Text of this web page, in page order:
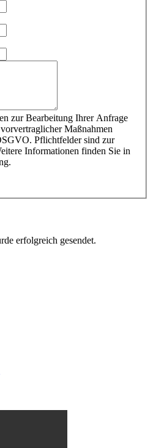
zur Bearbeitung Ihrer Anfrage
Maßnahmen
Pflichtfelder sind zur
Informationen finden Sie in
erfolgreich gesendet.